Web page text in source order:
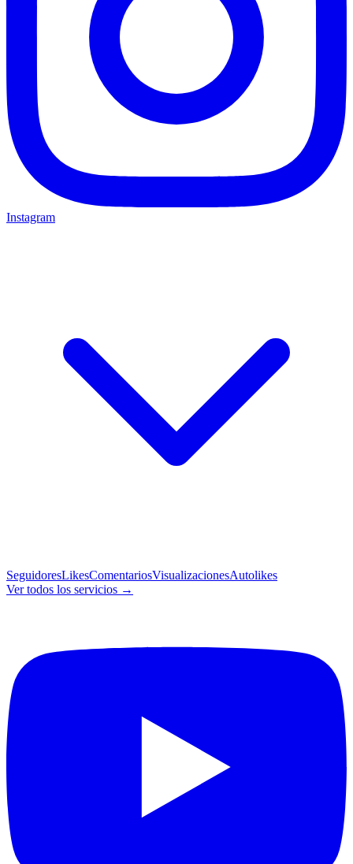
Instagram
SeguidoresLikesComentariosVisualizacionesAutolikes
Ver todos los servicios →